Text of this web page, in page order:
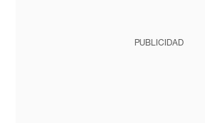
PUBLICIDAD